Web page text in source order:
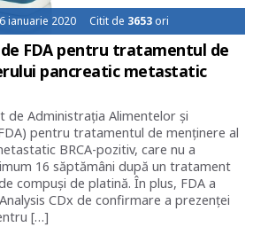
ianuarie 2020 Citit de 3653 ori
FDA pentru tratamentul de
pancreatic metastatic
Administrația Alimentelor și
pentru tratamentul de menținere al
BRCA-pozitiv, care nu a
16 săptămâni după un tratament
compuși de platină. În plus, FDA a
CDx de confirmare a prezenței
[…]